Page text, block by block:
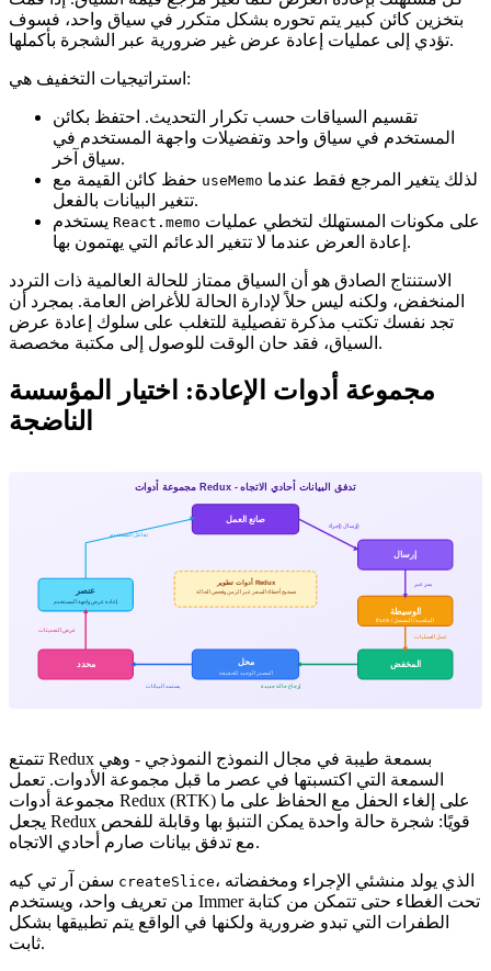
بتخزين كائن كبير يتم تحوره بشكل متكرر في سياق واحد، فسوف
تؤدي إلى عمليات إعادة عرض غير ضرورية عبر الشجرة بأكملها.
استراتيجيات التخفيف هي:
تقسيم السياقات حسب تكرار التحديث. احتفظ بكائن
المستخدم في سياق واحد وتفضيلات واجهة المستخدم في
سياق آخر.
useMemo
تتغير البيانات بالفعل.
React.memo
إعادة العرض عندما لا تتغير الدعائم التي يهتمون بها.
الاستنتاج الصادق هو أن السياق ممتاز للحالة العالمية ذات التردد
المنخفض، ولكنه ليس حلاً لإدارة الحالة للأغراض العامة. بمجرد أن
تجد نفسك تكتب مذكرة تفصيلية للتغلب على سلوك إعادة عرض
السياق، فقد حان الوقت للوصول إلى مكتبة مخصصة.
مجموعة أدوات الإعادة: اختيار المؤسسة
الناضجة
مجموعة أدواتRedux -تدفق البيانات أحادي الاتجاه
صانع العمل
إرسال
الوسيطة
thunk / الملحمة / المسجل
المخفض محل
المصدر الوحيد للحقيقة
محدد
عنصر
إعادة عرض واجهة المستخدم
إرسال (إجراء)
يمر عبر
عمل العمليات
إرجاع حالة جديدة يستمد البيانات
عرض التحديثات
تفاعل المستخدم
أدوات تطوير Redux
تصحيح أخطاء السفر عبر الزمن وفحص الحالة
تتمتع Redux بسمعة طيبة في مجال النموذج النموذجي - وهي
السمعة التي اكتسبتها في عصر ما قبل مجموعة الأدوات. تعمل
مجموعة أدوات Redux (RTK) على إلغاء الحفل مع الحفاظ على ما
يجعل Redux قويًا: شجرة حالة واحدة يمكن التنبؤ بها وقابلة للفحص
مع تدفق بيانات صارم أحادي الاتجاه.
createSlice، الذي يولد منشئي الإجراء ومخفضاته
من تعريف واحد، ويستخدم Immer تحت الغطاء حتى تتمكن من كتابة
الطفرات التي تبدو ضرورية ولكنها في الواقع يتم تطبيقها بشكل
ثابت.